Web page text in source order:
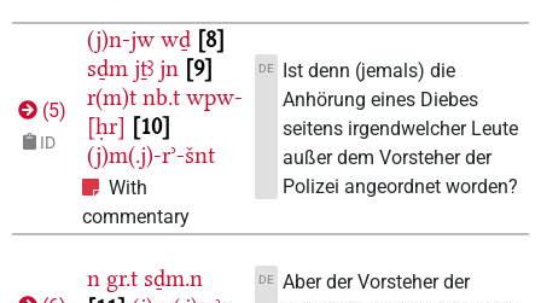
(5)
ID
(j)n-jw wḏ 8
sḏm jṯꜣ jn 9
r(m)t nb.t wpw-
[ḥr]
10
(j)m(.j)-rʾ-šnt
With
commentary
DE
Ist denn (jemals) die
Anhörung eines Diebes
seitens irgendwelcher Leute
außer dem Vorsteher der
Polizei angeordnet worden?
n gr.t sḏm.n
DE Aber der Vorsteher der